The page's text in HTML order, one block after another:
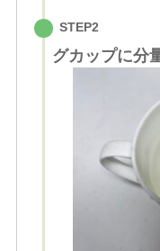
STEP2
グカップに分